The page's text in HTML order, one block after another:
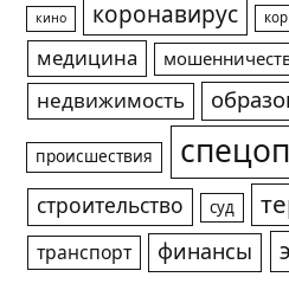
кино коронавирус
медицина
недвижимость
происшествия
строительство суд
транспорт финансы